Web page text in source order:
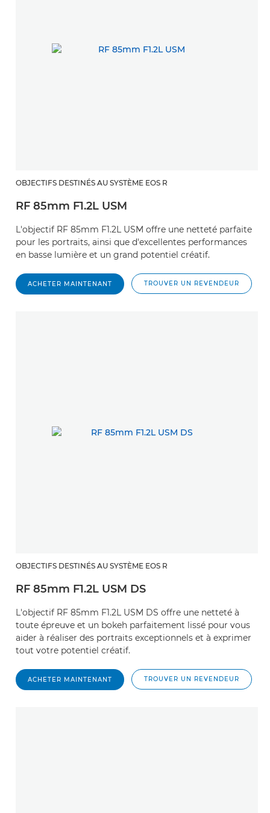
OBJECTIFS DESTINÉS AU SYSTÈME EOS R
RF 85mm F1.2L USM
L'objectif RF 85mm F1.2L USM offre une netteté parfaite
pour les portraits, ainsi que d'excellentes performances
en basse lumière et un grand potentiel créatif.
ACHETER MAINTENANT TROUVER UN REVENDEUR
OBJECTIFS DESTINÉS AU SYSTÈME EOS R
RF 85mm F1.2L USM DS
L'objectif RF 85mm F1.2L USM DS offre une netteté à
toute épreuve et un bokeh parfaitement lissé pour vous
aider à réaliser des portraits exceptionnels et à exprimer
tout votre potentiel créatif.
ACHETER MAINTENANT TROUVER UN REVENDEUR